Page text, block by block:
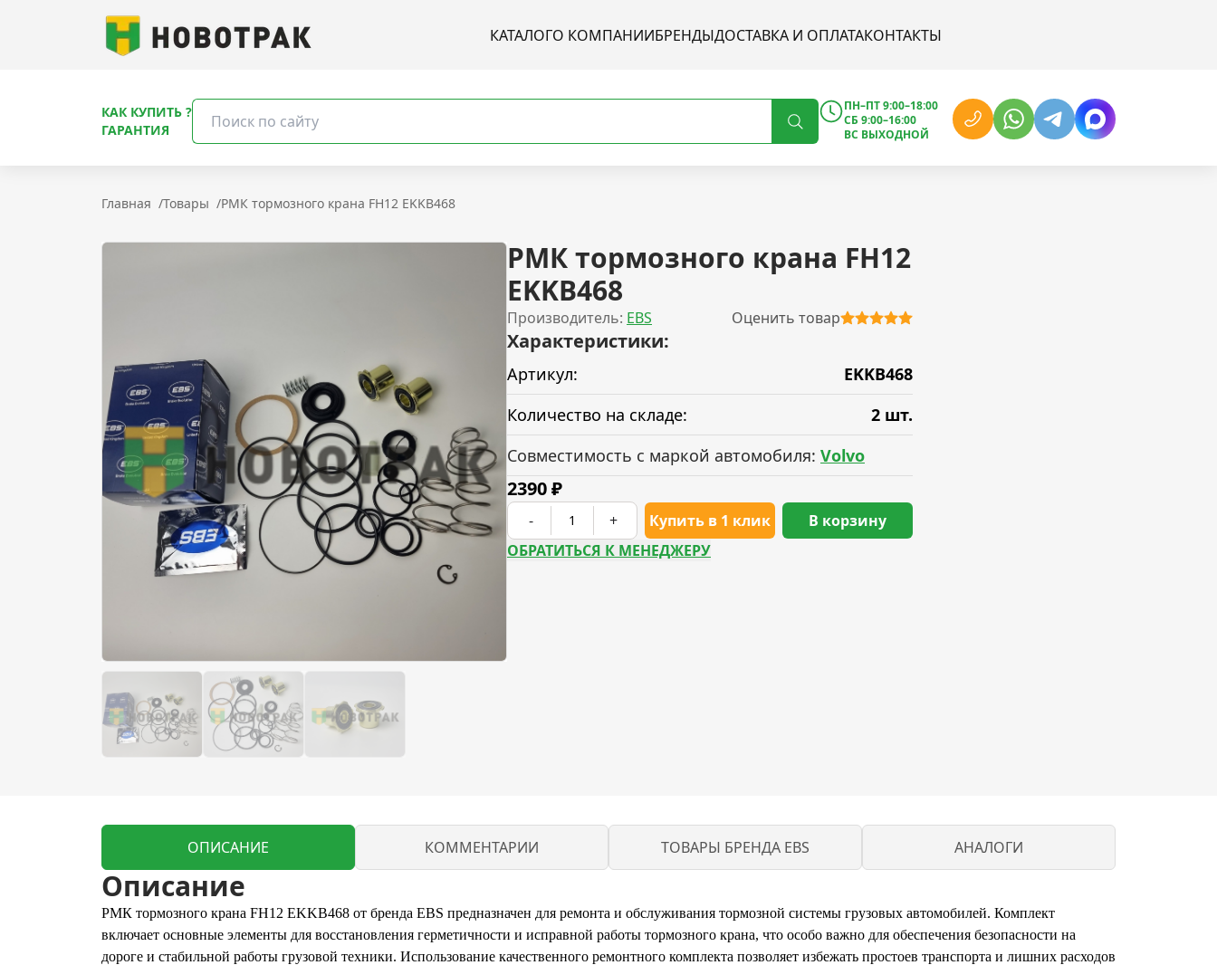
КАТАЛОГО КОМПАНИИБРЕНДЫДОСТАВКА И ОПЛАТАКОНТАКТЫ
КАК КУПИТЬ ?
ГАРАНТИЯ
ПН–ПТ 9:00–18:00
СБ 9:00–16:00
ВС ВЫХОДНОЙ
Главная /Товары /РМК тормозного крана FH12 EKKB468
РМК тормозного крана FH12
EKKB468
Производитель: EBS Оценить товар
Характеристики:
Артикул:
EKKB468
Количество на складе:
2 шт.
Совместимость с маркой автомобиля: Volvo
2390₽
- + Купить в 1 клик
В корзину
ОБРАТИТЬСЯ К МЕНЕДЖЕРУ
ОПИСАНИЕ КОММЕНТАРИИ ТОВАРЫ БРЕНДА EBS АНАЛОГИ
Описание
РМК тормозного крана FH12 EKKB468 от бренда EBS предназначен для ремонта и обслуживания тормозной системы грузовых автомобилей. Комплект
включает основные элементы для восстановления герметичности и исправной работы тормозного крана, что особо важно для обеспечения безопасности на
дороге и стабильной работы грузовой техники. Использование качественного ремонтного комплекта позволяет избежать простоев транспорта и лишних расходов